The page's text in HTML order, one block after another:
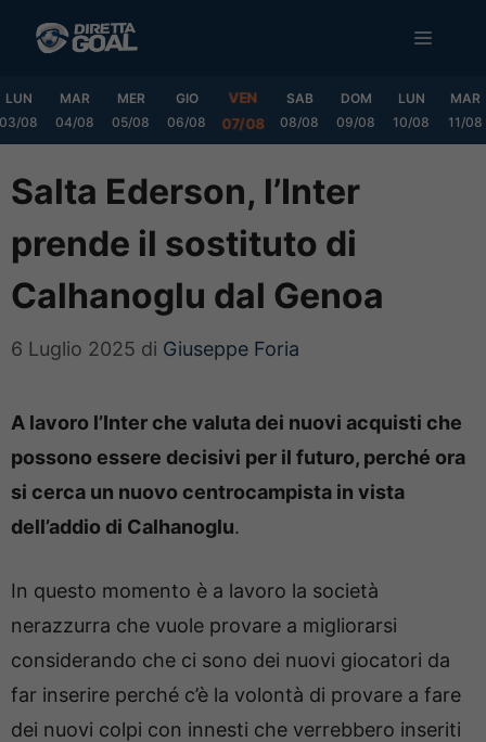
MENU
LUN
03/08
MAR
04/08
MER
05/08
GIO
06/08
VEN
07/08
SAB
08/08
DOM
09/08
LUN
10/08
MAR
11/08
Salta Ederson, l’Inter
prende il sostituto di
Calhanoglu dal Genoa
6 Luglio 2025 di Giuseppe Foria
A lavoro l’Inter che valuta dei nuovi acquisti che
possono essere decisivi per il futuro, perché ora
si cerca un nuovo centrocampista in vista
dell’addio di Calhanoglu.
In questo momento è a lavoro la società
nerazzurra che vuole provare a migliorarsi
considerando che ci sono dei nuovi giocatori da
far inserire perché c’è la volontà di provare a fare
dei nuovi colpi con innesti che verrebbero inseriti